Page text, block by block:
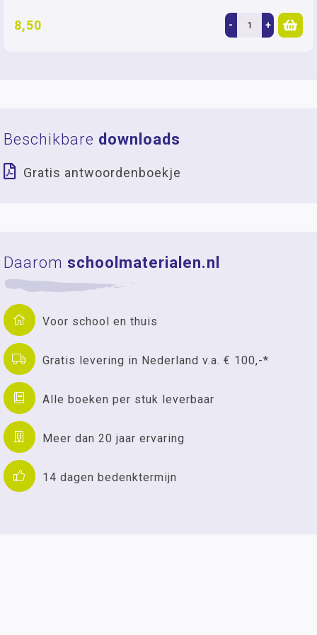
8,50 - +
Beschikbare downloads
Gratis antwoordenboekje
Daarom schoolmaterialen.nl
Voor school en thuis
Gratis levering in Nederland v.a. € 100,-*
Alle boeken per stuk leverbaar
Meer dan 20 jaar ervaring
14 dagen bedenktermijn